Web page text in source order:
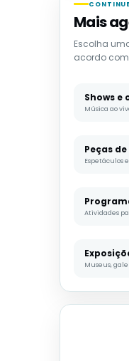
Mais
Escolha
acordo com
Shows e
Música ao
Peças
Espetáculos
Atividades
Museus,